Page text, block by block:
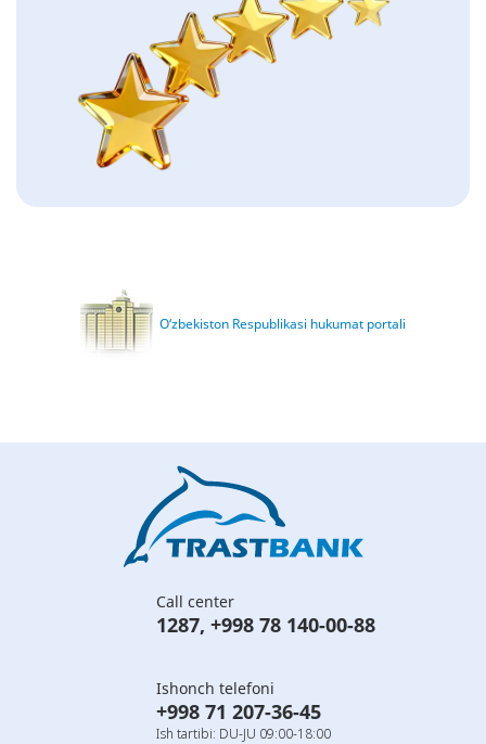
O‘zbekiston Respublikasi hukumat portali
Call center
1287, +998 78 140-00-88
Ishonch telefoni
+998 71 207-36-45
Ish tartibi: DU-JU 09:00-18:00